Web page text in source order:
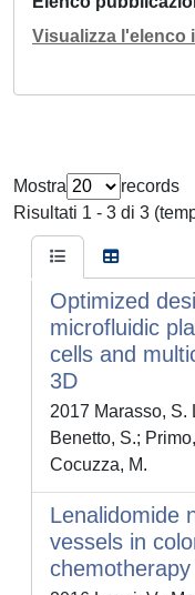
Visualizza l'elenco
Mostra
records
Risultati 1 - 3 di 3
Optimized
microfluidic
cells and
3D
2017 Marasso, S.
Benetto, S.;
Cocuzza, M.
Lenalidomide
vessels in